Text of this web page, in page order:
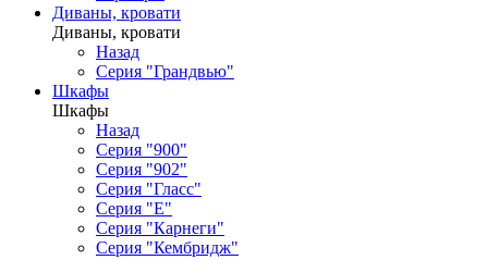
Диваны, кровати
Диваны, кровати
Назад
Серия "Грандвью"
Шкафы
Шкафы
Назад
Серия "900"
Серия "902"
Серия "Гласс"
Серия "Е"
Серия "Карнеги"
Серия "Кембридж"